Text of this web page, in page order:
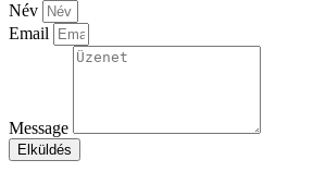
Név
Email
Message
Elküldés